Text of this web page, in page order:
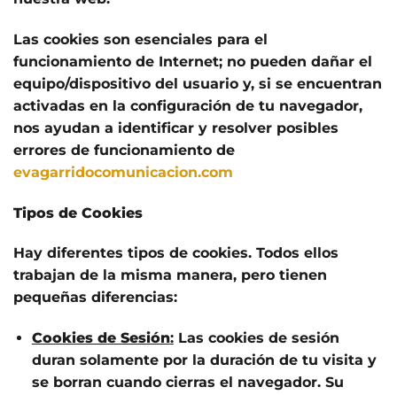
Las cookies son esenciales para el
funcionamiento de Internet; no pueden dañar el
equipo/dispositivo del usuario y, si se encuentran
activadas en la configuración de tu navegador,
nos ayudan a identificar y resolver posibles
errores de funcionamiento de
evagarridocomunicacion.com
Tipos de Cookies
Hay diferentes tipos de cookies. Todos ellos
trabajan de la misma manera, pero tienen
pequeñas diferencias:
Cookies de Sesión:Las cookies de sesión
duran solamente por la duración de tu visita y
se borran cuando cierras el navegador. Su